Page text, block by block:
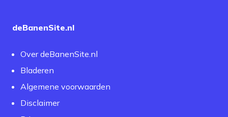
deBanenSite.nl
Over deBanenSite.nl
Bladeren
Algemene voorwaarden
Disclaimer